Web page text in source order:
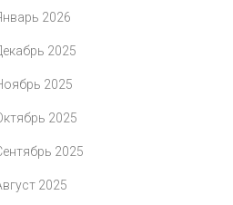
2026
2025
2025
2025
2025
2025